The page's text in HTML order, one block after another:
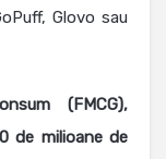
Glovo sau
(FMCG),
de milioane de